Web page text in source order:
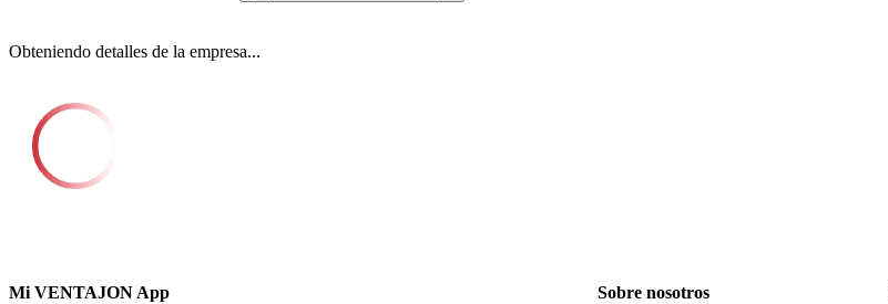
Obteniendo detalles de la empresa...
Mi VENTAJON App
Sobre nosotros